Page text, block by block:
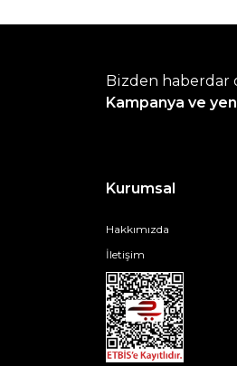
Bizden haberdar
Kampanya ve
Kurumsal
Hakkımızda
İletişim